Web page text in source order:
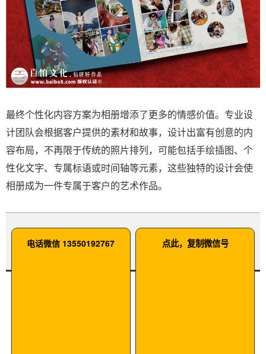
最终个性化内容方案为相册增添了更多的情感价值。专业设
计团队会根据客户提供的素材和故事，设计出富有创意的内
容布局，不再限于传统的照片排列，可能包括手绘插图、个
性化文字、专属标语或时间轴等元素，这些独特的设计会使
相册成为一件专属于客户的艺术作品。
电话微信 13550192767 点此，复制微信号